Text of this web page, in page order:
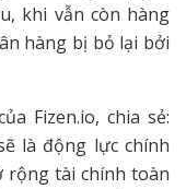
khi vẫn còn hàng
hàng bị bỏ lại bởi
Fizen.io, chia sẻ:
là động lực chính
rộng tài chính toàn